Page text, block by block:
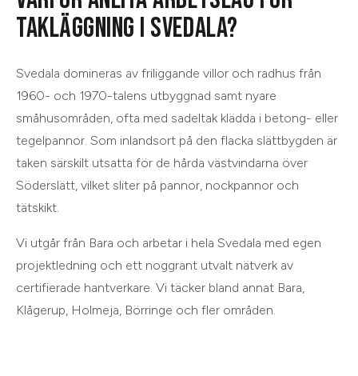
TAKLÄGGNING I SVEDALA?
Svedala domineras av friliggande villor och radhus från
1960- och 1970-talens utbyggnad samt nyare
småhusområden, ofta med sadeltak klädda i betong- eller
tegelpannor. Som inlandsort på den flacka slättbygden är
taken särskilt utsatta för de hårda västvindarna över
Söderslätt, vilket sliter på pannor, nockpannor och
tätskikt.
Vi utgår från Bara och arbetar i hela Svedala med egen
projektledning och ett noggrant utvalt nätverk av
certifierade hantverkare. Vi täcker bland annat Bara,
Klågerup, Holmeja, Börringe och fler områden